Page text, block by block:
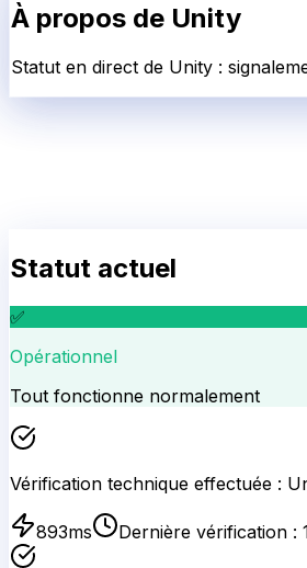
À propos de Unity
Statut en direct de Unity :
Statut actuel
✅
Opérationnel
Tout fonctionne normalement
Vérification technique effectuée :
893ms Dernière vérification :